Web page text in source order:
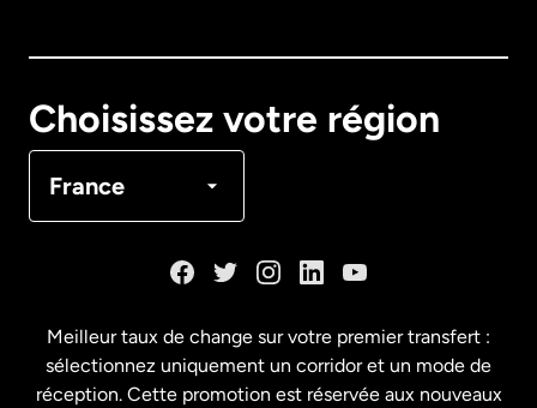
Choisissez votre région
France
Français
États-Unis English
Meilleur taux de change sur votre premier transfert :
sélectionnez uniquement un corridor et un mode de
réception. Cette promotion est réservée aux nouveaux